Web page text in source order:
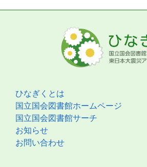
ひなぎくとは
国立国会図書館ホームページ
国立国会図書館サーチ
お知らせ
お問い合わせ